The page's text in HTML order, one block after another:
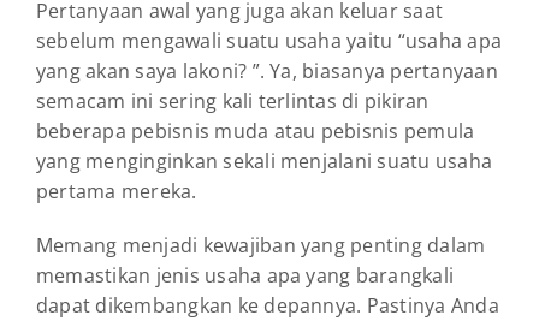
Pertanyaan awal yang juga akan keluar saat
sebelum mengawali suatu usaha yaitu “usaha apa
yang akan saya lakoni? ”. Ya, biasanya pertanyaan
semacam ini sering kali terlintas di pikiran
beberapa pebisnis muda atau pebisnis pemula
yang menginginkan sekali menjalani suatu usaha
pertama mereka.
Memang menjadi kewajiban yang penting dalam
memastikan jenis usaha apa yang barangkali
dapat dikembangkan ke depannya. Pastinya Anda